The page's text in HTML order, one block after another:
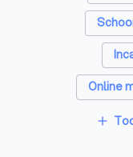
Online
Vertaalbureaus in
add